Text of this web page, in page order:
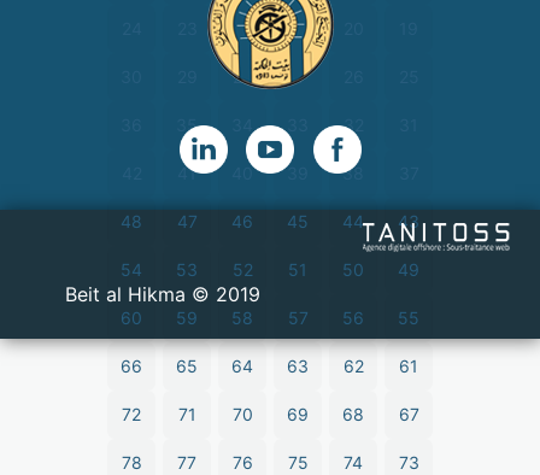
21
22
27
28
32
35
38
39
40
41
43
44
45
46
47
48
49
50
51
52
53
54
55
56
57
58
59
60
61
62
63
64
65
66
67
68
69
70
71
72
73
74
75
76
77
78
2019 © Beit al Hikma